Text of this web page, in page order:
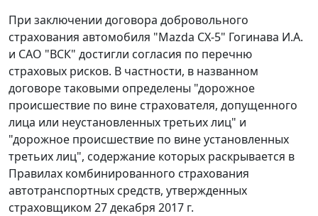
При заключении договора добровольного
страхования автомобиля "Mazda СХ-5" Гогинава И.А.
и САО "ВСК" достигли согласия по перечню
страховых рисков. В частности, в названном
договоре таковыми определены "дорожное
происшествие по вине страхователя, допущенного
лица или неустановленных третьих лиц" и
"дорожное происшествие по вине установленных
третьих лиц", содержание которых раскрывается в
Правилах комбинированного страхования
автотранспортных средств, утвержденных
страховщиком 27 декабря 2017 г.